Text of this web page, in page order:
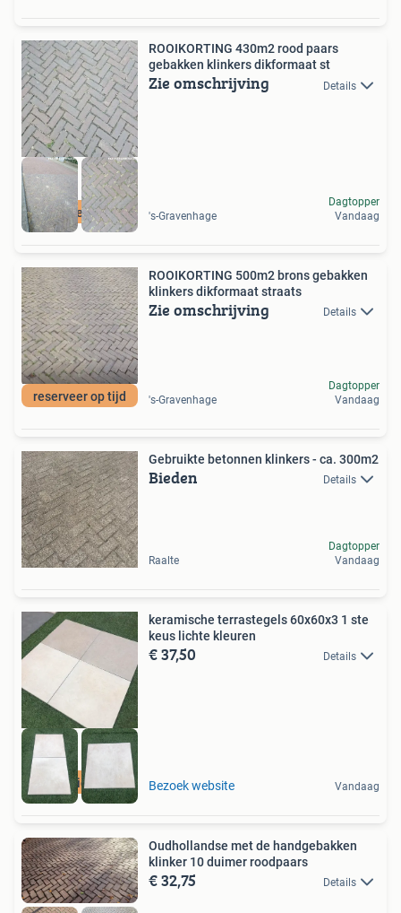
reserveer op tijd
ROOIKORTING 430m2 rood paars
gebakken klinkers dikformaat st
Zie omschrijving Details
's-Gravenhage
Dagtopper
Vandaag
reserveer op tijd
ROOIKORTING 500m2 brons gebakken
klinkers dikformaat straats
Zie omschrijving Details
's-Gravenhage
Dagtopper
Vandaag
Gebruikte betonnen klinkers - ca. 300m2
Bieden Details
Raalte
Dagtopper
Vandaag
actie niet duur
keramische terrastegels 60x60x3 1 ste
keus lichte kleuren
€ 37,50 Details
Bezoek website Vandaag
Oudhollandse met de handgebakken
klinker 10 duimer roodpaars
€ 32,75 Details